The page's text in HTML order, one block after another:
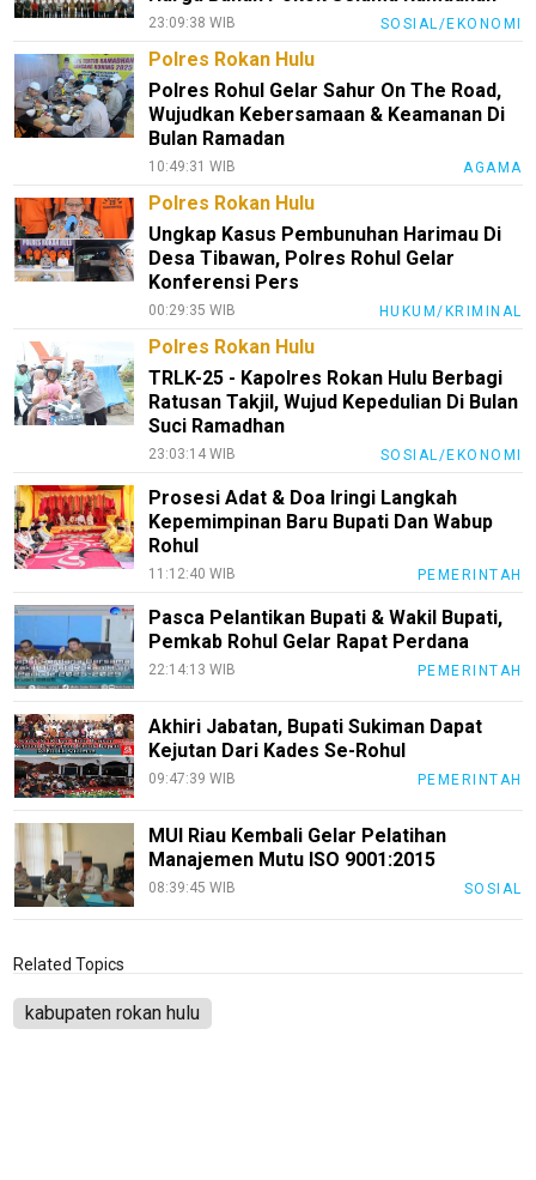
23:09:38 WIB SOSIAL/EKONOMI
Polres Rokan Hulu
Polres Rohul Gelar Sahur On The Road,
Wujudkan Kebersamaan & Keamanan Di
Bulan Ramadan
10:49:31 WIB AGAMA
Polres Rokan Hulu
Ungkap Kasus Pembunuhan Harimau Di
Desa Tibawan, Polres Rohul Gelar
Konferensi Pers
00:29:35 WIB HUKUM/KRIMINAL
Polres Rokan Hulu
TRLK-25 - Kapolres Rokan Hulu Berbagi
Ratusan Takjil, Wujud Kepedulian Di Bulan
Suci Ramadhan
23:03:14 WIB SOSIAL/EKONOMI
Prosesi Adat & Doa Iringi Langkah
Kepemimpinan Baru Bupati Dan Wabup
Rohul
11:12:40 WIB PEMERINTAH
Pasca Pelantikan Bupati & Wakil Bupati,
Pemkab Rohul Gelar Rapat Perdana
22:14:13 WIB PEMERINTAH
Akhiri Jabatan, Bupati Sukiman Dapat
Kejutan Dari Kades Se-Rohul
09:47:39 WIB PEMERINTAH
MUI Riau Kembali Gelar Pelatihan
Manajemen Mutu ISO 9001:2015
08:39:45 WIB SOSIAL
Related Topics
kabupaten rokan hulu